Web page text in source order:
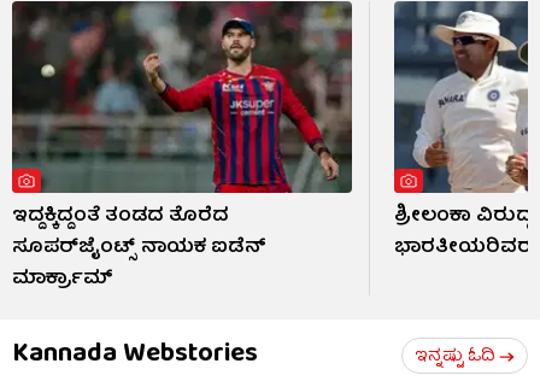
ಇದ್ದಕ್ಕಿದ್ದಂತೆ ತಂಡದ ತೊರೆದ
ಸೂಪರ್‌ಜೈಂಟ್ಸ್ ನಾಯಕ ಐಡೆನ್
ಮಾರ್ಕ್ರಾಮ್
ಶ್ರೀಲಂಕಾ
ಭಾರತೀಯರಿವರು
Kannada Webstories ಇನ್ನಷ್ಟು ಓದಿ